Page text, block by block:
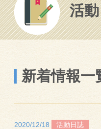
活
新着情報一
2020/12/18 活動日誌